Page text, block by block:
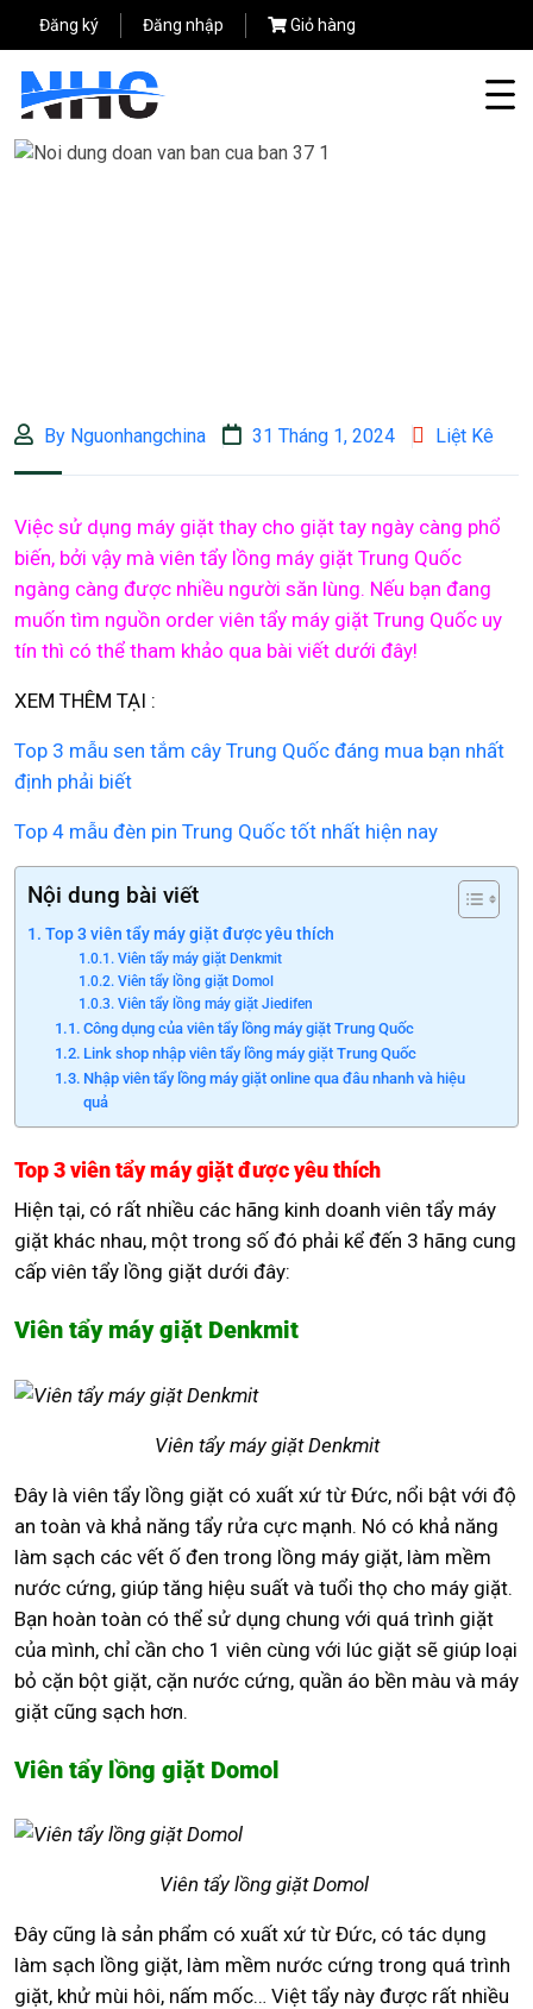
Đăng ký Đăng nhập Giỏ hàng
By Nguonhangchina 31 Tháng 1, 2024 Liệt Kê
Việc sử dụng máy giặt thay cho giặt tay ngày càng phổ
biến, bởi vậy mà viên tẩy lồng máy giặt Trung Quốc
ngàng càng được nhiều người săn lùng. Nếu bạn đang
muốn tìm nguồn order viên tẩy máy giặt Trung Quốc uy
tín thì có thể tham khảo qua bài viết dưới đây!
XEM THÊM TẠI :
Top 3 mẫu sen tắm cây Trung Quốc đáng mua bạn nhất
định phải biết
Top 4 mẫu đèn pin Trung Quốc tốt nhất hiện nay
Nội dung bài viết
Top 3 viên tẩy máy giặt được yêu thích
Viên tẩy máy giặt Denkmit
Viên tẩy lồng giặt Domol
Viên tẩy lồng máy giặt Jiedifen
Công dụng của viên tẩy lồng máy giặt Trung Quốc
Link shop nhập viên tẩy lồng máy giặt Trung Quốc
Nhập viên tẩy lồng máy giặt online qua đâu nhanh và hiệu
quả
Top 3 viên tẩy máy giặt được yêu thích
Hiện tại, có rất nhiều các hãng kinh doanh viên tẩy máy
giặt khác nhau, một trong số đó phải kể đến 3 hãng cung
cấp viên tẩy lồng giặt dưới đây:
Viên tẩy máy giặt Denkmit
Viên tẩy máy giặt Denkmit
Đây là viên tẩy lồng giặt có xuất xứ từ Đức, nổi bật với độ
an toàn và khả năng tẩy rửa cực mạnh. Nó có khả năng
làm sạch các vết ố đen trong lồng máy giặt, làm mềm
nước cứng, giúp tăng hiệu suất và tuổi thọ cho máy giặt.
Bạn hoàn toàn có thể sử dụng chung với quá trình giặt
của mình, chỉ cần cho 1 viên cùng với lúc giặt sẽ giúp loại
bỏ cặn bột giặt, cặn nước cứng, quần áo bền màu và máy
giặt cũng sạch hơn.
Viên tẩy lồng giặt Domol
Viên tẩy lồng giặt Domol
Đây cũng là sản phẩm có xuất xứ từ Đức, có tác dụng
làm sạch lồng giặt, làm mềm nước cứng trong quá trình
giặt, khử mùi hôi, nấm mốc… Việt tẩy này được rất nhiều